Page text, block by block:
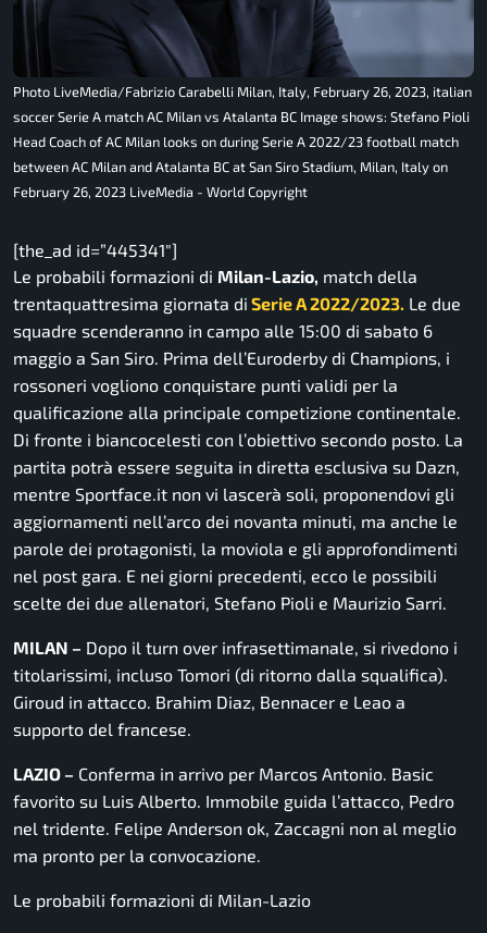
Photo LiveMedia/Fabrizio Carabelli Milan, Italy, February 26, 2023, italian
soccer Serie A match AC Milan vs Atalanta BC Image shows: Stefano Pioli
Head Coach of AC Milan looks on during Serie A 2022/23 football match
between AC Milan and Atalanta BC at San Siro Stadium, Milan, Italy on
February 26, 2023 LiveMedia - World Copyright
[the_ad id=”445341″]
Le probabili formazioni di Milan-Lazio, match della
trentaquattresima giornata di Serie A 2022/2023. Le due
squadre scenderanno in campo alle 15:00 di sabato 6
maggio a San Siro. Prima dell’Euroderby di Champions, i
rossoneri vogliono conquistare punti validi per la
qualificazione alla principale competizione continentale.
Di fronte i biancocelesti con l’obiettivo secondo posto. La
partita potrà essere seguita in diretta esclusiva su Dazn,
mentre Sportface.it non vi lascerà soli, proponendovi gli
aggiornamenti nell’arco dei novanta minuti, ma anche le
parole dei protagonisti, la moviola e gli approfondimenti
nel post gara. E nei giorni precedenti, ecco le possibili
scelte dei due allenatori, Stefano Pioli e Maurizio Sarri.
MILAN – Dopo il turn over infrasettimanale, si rivedono i
titolarissimi, incluso Tomori (di ritorno dalla squalifica).
Giroud in attacco. Brahim Diaz, Bennacer e Leao a
supporto del francese.
LAZIO – Conferma in arrivo per Marcos Antonio. Basic
favorito su Luis Alberto. Immobile guida l’attacco, Pedro
nel tridente. Felipe Anderson ok, Zaccagni non al meglio
ma pronto per la convocazione.
Le probabili formazioni di Milan-Lazio